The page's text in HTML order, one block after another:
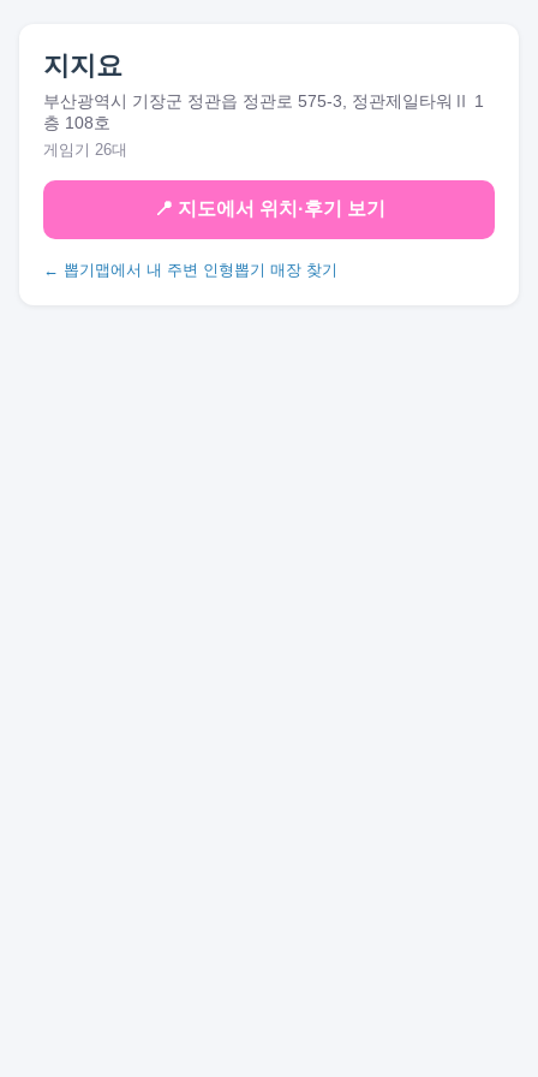
지지요
부산광역시 기장군 정관읍 정관로 575-3, 정관제일타워Ⅱ 1
층 108호
게임기 26대
📍 지도에서 위치·후기 보기
← 뽑기맵에서 내 주변 인형뽑기 매장 찾기